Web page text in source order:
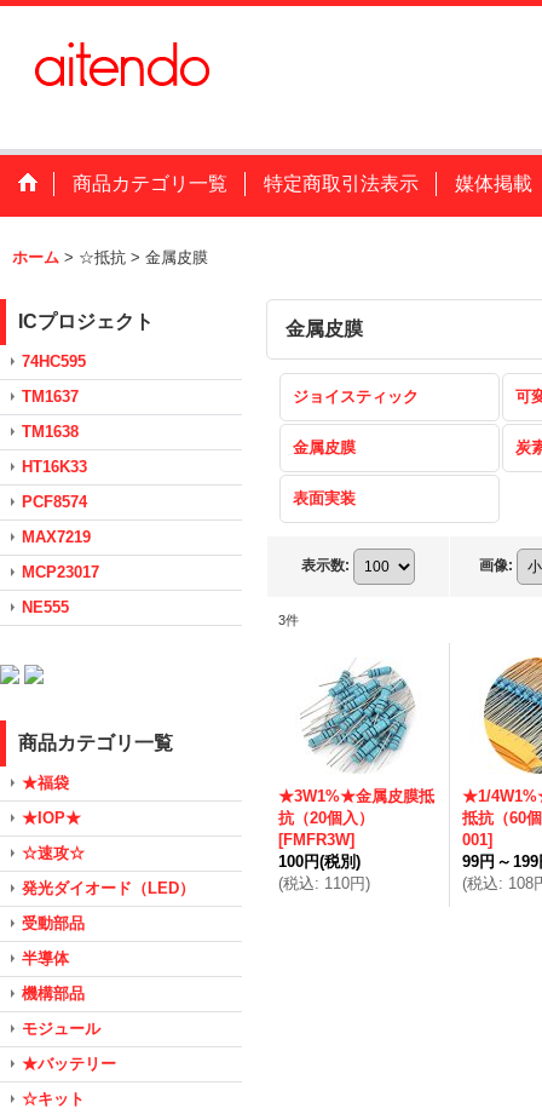
商品カテゴリ一覧 特定商取引法表示 媒体掲載
ホーム > ☆抵抗 > 金属皮膜
ICプロジェクト
74HC595
TM1637
TM1638
HT16K33
PCF8574
MAX7219
MCP23017
NE555
商品カテゴリ一覧
★福袋
★IOP★
☆速攻☆
発光ダイオード（LED）
受動部品
半導体
機構部品
モジュール
★バッテリー
☆キット
金属皮膜
ジョイスティック 可
金属皮膜 炭
表面実装
表示数: 画像:
3件
★3W1%★金属皮膜抵
抗（20個入）
[FMFR3W]
100円(税別)
(税込: 110円)
★1/
抵抗（60
001]
99円 ～ 199
(税込: 108